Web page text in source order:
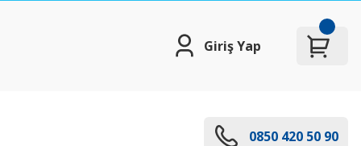
Giriş Yap
0850 420 50 90